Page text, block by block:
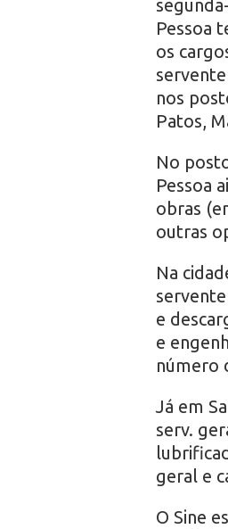
Pessoa
os
nos
Patos,
No
Pessoa
obras
outras
Na
e
e
número
Já em
serv.
geral e
O Sine